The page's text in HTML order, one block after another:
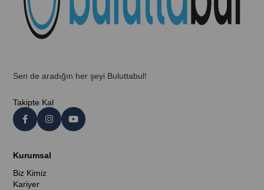
Sen de aradığın her şeyi Buluttabul!
Takipte Kal
Kurumsal
Biz Kimiz
Kariyer